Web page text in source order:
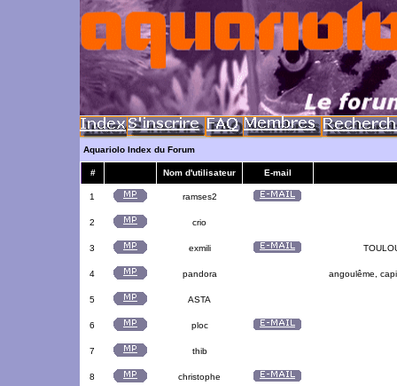
Aquariolo Index du Forum
# Nom d'utilisateur E-mail
1 ramses2
2 crio
3 exmili
4 pandora angoulême,
5 ASTA
6 ploc
7 thib
8 christophe